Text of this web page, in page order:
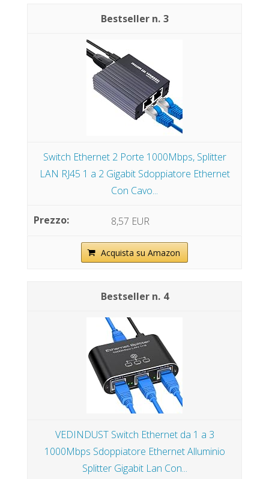
3
Switch Ethernet 2 Porte 1000Mbps, Splitter
LAN RJ45 1 a 2 Gigabit Sdoppiatore Ethernet
Con Cavo...
8,57 EUR
Acquista su Amazon
4
VEDINDUST Switch Ethernet da 1 a 3
1000Mbps Sdoppiatore Ethernet Alluminio
Splitter Gigabit Lan Con...